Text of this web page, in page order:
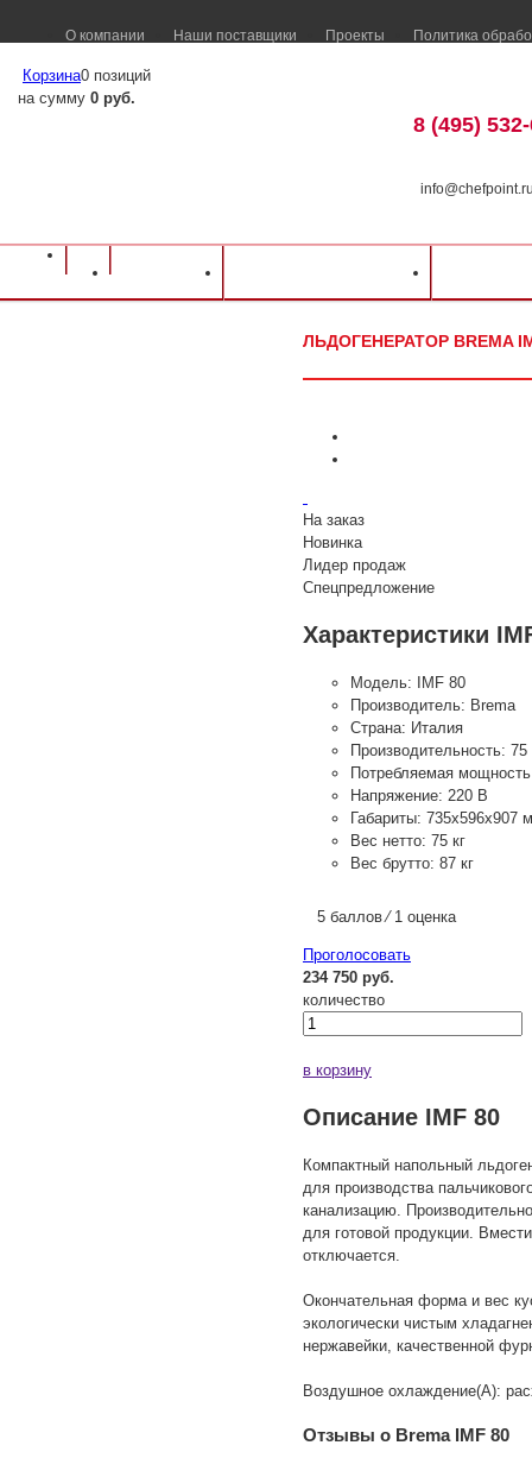
О компании Наши поставщики Проекты Политика
Корзина0 позиций
на сумму 0 руб.
8 (495)
Оборудование для ресторанов и кафе
ЛЬДОГЕНЕРАТОР BREMA
На заказ
Новинка
Лидер продаж
Спецпредложение
Характеристики
Модель:
IMF 80
Производитель: Brema
Страна: Италия
Производительность: 75
Потребляемая
Напряжение: 220 В
Габариты: 735х596х907
Вес нетто: 75 кг
Вес брутто: 87 кг
5 баллов ⁄ 1 оценка
Проголосовать
234 750 руб.
количество
в корзину
Описание IMF 80
Компактный напольный
для производства
канализацию.
для готовой продукции.
отключается.
Окончательная форма и вес
экологически чистым
нержавейки, качественной
Воздушное охлаждение(А):
Отзывы о Brema IMF 80